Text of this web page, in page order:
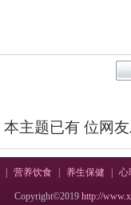
本主题已有 位网
营养饮食 养生保健 心
Copyright©2019http://